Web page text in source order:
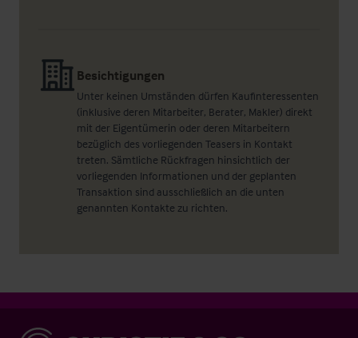
Besichtigungen
Unter keinen Umständen dürfen Kaufinteressenten
(inklusive deren Mitarbeiter, Berater, Makler) direkt
mit der Eigentümerin oder deren Mitarbeitern
bezüglich des vorliegenden Teasers in Kontakt
treten. Sämtliche Rückfragen hinsichtlich der
vorliegenden Informationen und der geplanten
Transaktion sind ausschließlich an die unten
genannten Kontakte zu richten.